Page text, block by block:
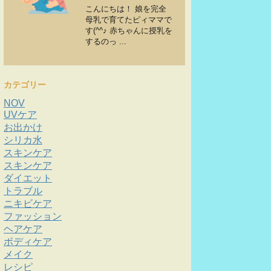
こんにちは！ 娘を完全
母乳で育てたピィママで
す(^^♪ 赤ちゃんに授乳を
するのっ ...
カテゴリー
NOV
UVケア
お出かけ
シリカ水
スキンケア
スキンケア
ダイエット
トラブル
ニキビケア
ファッション
ヘアケア
ボディケア
メイク
レシピ